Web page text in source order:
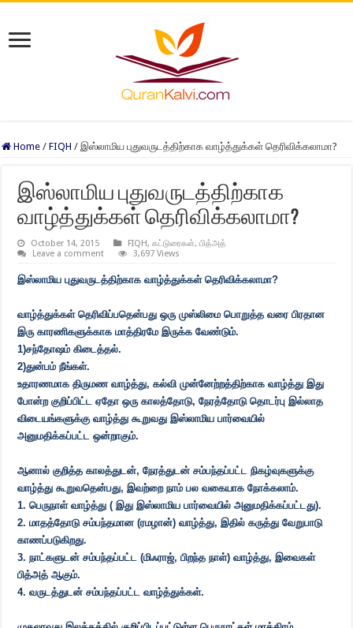
Home / FIQH / இஸ்லாமிய புதுவருடத்திற்காக வாழ்த்துக்கள் தெரிவிக்கலாமா?
இஸ்லாமிய புதுவருடத்திற்காக
வாழ்த்துக்கள் தெரிவிக்கலாமா?
October 14, 2015 FIQH,கட்டுரைகள்,பித்அத்
Leave a comment
3,697 Views
இஸ்லாமிய புதுவருடத்திற்காக வாழ்த்துக்கள் தெரிவிக்கலாமா?
வாழ்த்துக்கள் தெரிவிப்பதென்பது ஒரு முஸ்லிமை பொறுத்த வரை பிரதான
இரு காரணிகளுக்காக மாத்திரமே இருக்க வேண்டும்.
1)சந்தோஷம் கிடைத்தல்.
2)துன்பம் நீங்கள்.
உதாரணமாக திருமண வாழ்த்து, கல்வி முன்னேற்றத்திற்காக வாழ்த்து இது
போன்ற குறிப்பிட்ட ஏதோ ஒரு காலத்தோடு, நேரத்தோடு தொடர்பு இல்லாத
விடையங்களுக்கு வாழ்த்து கூறுவது இஸ்லாமிய பார்வையில்
அனுமதிக்கப்பட்ட ஒன்றாகும்.
ஆனால் குறித்த காலத்துடன், நேரத்துடன் சம்பந்தப்பட்ட நிகழ்வுகளுக்கு
வாழ்த்து கூறுவதென்பது, இவற்றை நாம் பல வகையாக நோக்கலாம்.
1. பெருநாள் வாழ்த்து ( இது இஸ்லாமிய பார்வையில் அனுமதிக்கப்பட்டது).
2. மாதத்தோடு சம்பந்தமான (ரமழான்) வாழ்த்து, இதில் கருத்து வேறுபாடு
காணப்படுகிறது.
3. நாட்களுடன் சம்பந்தப்பட்ட (மிஃராஜ், பிறந்த நாள்) வாழ்த்து, இவைகள்
பித்அத் ஆகும்.
4. வருடத்துடன் சம்பந்தப்பட்ட வாழ்த்துக்கள்.